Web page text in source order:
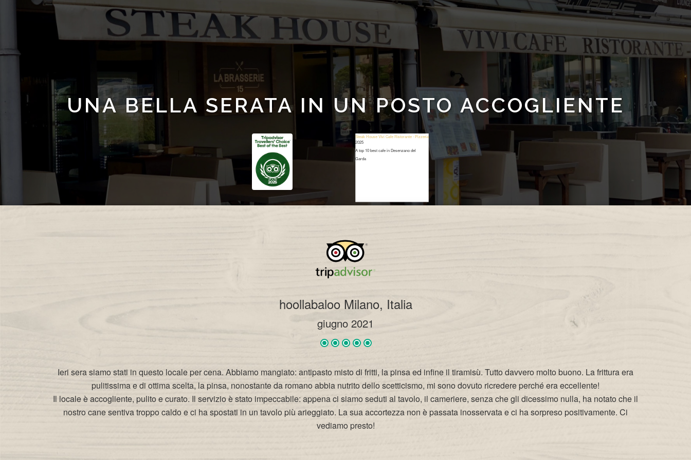
UNA BELLA SERATA IN UN POSTO ACCOGLIENTE
Steak House Vivi Cafe Ristorante - Pizzeria
2025
A top 10 best cafe in Desenzano del
Garda
hoollabaloo Milano, Italia
giugno 2021
Ieri sera siamo stati in questo locale per cena. Abbiamo mangiato: antipasto misto di fritti, la pinsa ed infine il tiramisù. Tutto davvero molto buono. La frittura era
pulitissima e di ottima scelta, la pinsa, nonostante da romano abbia nutrito dello scetticismo, mi sono dovuto ricredere perché era eccellente!
Il locale è accogliente, pulito e curato. Il servizio è stato impeccabile: appena ci siamo seduti al tavolo, il cameriere, senza che gli dicessimo nulla, ha notato che il
nostro cane sentiva troppo caldo e ci ha spostati in un tavolo più arieggiato. La sua accortezza non è passata inosservata e ci ha sorpreso positivamente. Ci
vediamo presto!